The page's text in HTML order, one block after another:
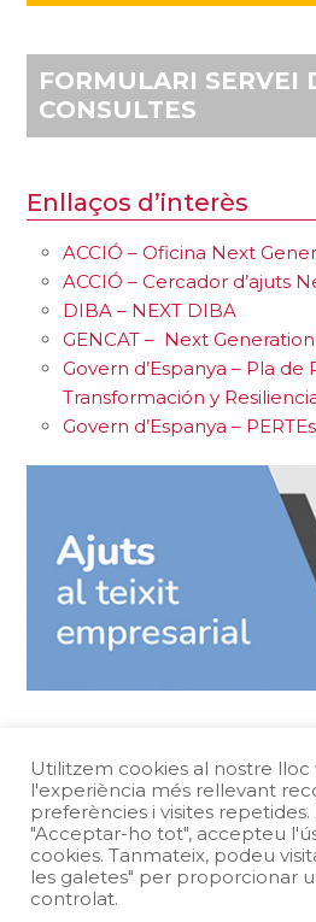
FORMULARI SERVEI
CONSULTES
Enllaços d’interès
ACCIÓ – Oficina Next
ACCIÓ – Cercador d’ajuts
DIBA – NEXT DIBA
GENCAT – Next
Govern d’Espanya – Pla de
Transformación y
Govern d’Espanya – PERTEs
Comparteix la pàgina
Protecció de dades
Avís
Política de Cookies
Utilitzem cookies al nostre
l'experiència més rellevant
preferències i visites repetides.
"Acceptar-ho tot", accepteu
cookies. Tanmateix, podeu
les galetes" per proporcionar
controlat.